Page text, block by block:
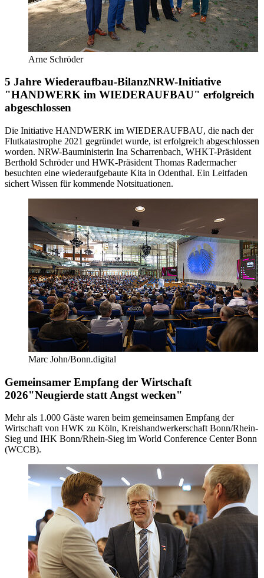
Arne Schröder
5 Jahre Wiederaufbau-BilanzNRW-Initiative
"HANDWERK im WIEDERAUFBAU" erfolgreich
abgeschlossen
Die Initiative HANDWERK im WIEDERAUFBAU, die nach der
Flutkatastrophe 2021 gegründet wurde, ist erfolgreich abgeschlossen
worden. NRW-Bauministerin Ina Scharrenbach, WHKT-Präsident
Berthold Schröder und HWK-Präsident Thomas Radermacher
besuchten eine wiederaufgebaute Kita in Odenthal. Ein Leitfaden
sichert Wissen für kommende Notsituationen.
Marc John/Bonn.digital
Gemeinsamer Empfang der Wirtschaft
2026"Neugierde statt Angst wecken"
Mehr als 1.000 Gäste waren beim gemeinsamen Empfang der
Wirtschaft von HWK zu Köln, Kreishandwerkerschaft Bonn/Rhein-
Sieg und IHK Bonn/Rhein-Sieg im World Conference Center Bonn
(WCCB).